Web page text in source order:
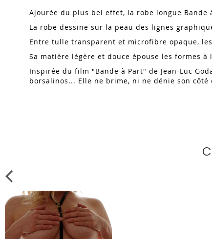
Ajourée du plus bel effet, la robe longue Bande
La robe dessine sur la peau des lignes
Entre tulle transparent et microfibre opaque,
Sa matière légère et douce épouse les formes à
Inspirée du film "Bande à Part" de Jean-Luc
borsalinos... Elle ne brime, ni ne dénie son